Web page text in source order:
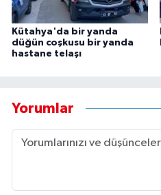
Kütahya'da bir yanda
düğün coşkusu bir yanda
hastane telaşı
Yorumlar